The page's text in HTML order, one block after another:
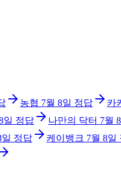
농협 7월 8일 정답 카
일 정답 나만의 닥터 7월
정답 케이뱅크 7월 8일